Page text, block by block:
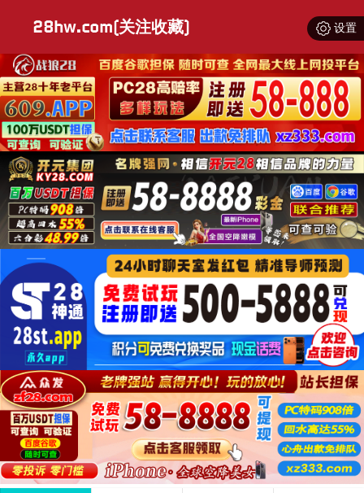
设置
28hw.com(关注收藏)